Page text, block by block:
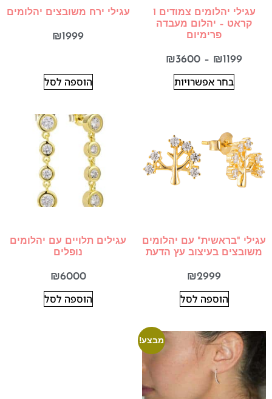
עגילי יהלומים צמודים 1
קראט – יהלום מעבדה
פרימיום
₪1199
–
₪3600
בחר אפשרויות
עגילי ירח משובצים יהלומים
₪1999
הוספה לסל
עגילי "בראשית" עם יהלומים
משובצים בעיצוב עץ הדעת
₪2999
הוספה לסל
עגילים תלויים עם יהלומים
נופלים
₪6000
הוספה לסל
מבצע!